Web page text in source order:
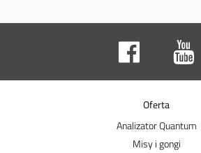
Oferta
Analizator Quantum
Misy i gongi